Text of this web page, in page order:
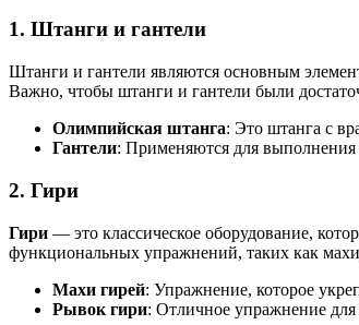
1. Штанги и гантели
Штанги и гантели являются основным
Важно, чтобы штанги и гантели были
Олимпийская штанга: Это штанга с
Гантели: Применяются для
2. Гири
Гири — это классическое оборудование,
функциональных упражнений, таких как
Махи гирей: Упражнение, которое
Рывок гири: Отличное упражнение